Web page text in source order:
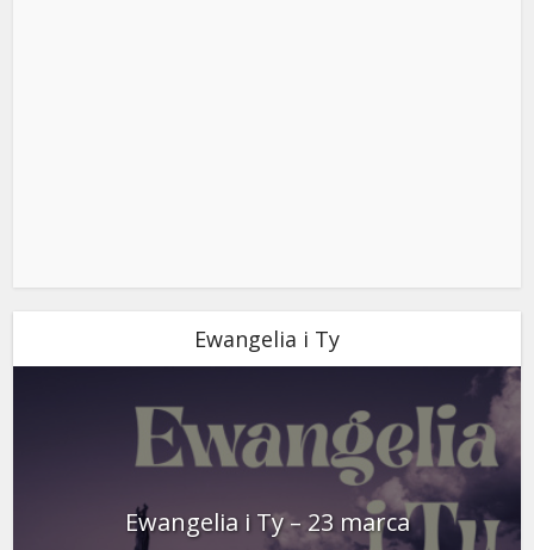
Ewangelia i Ty
Ewangelia i Ty – 23 marca